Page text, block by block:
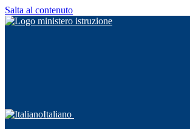
Salta al contenuto
Italiano